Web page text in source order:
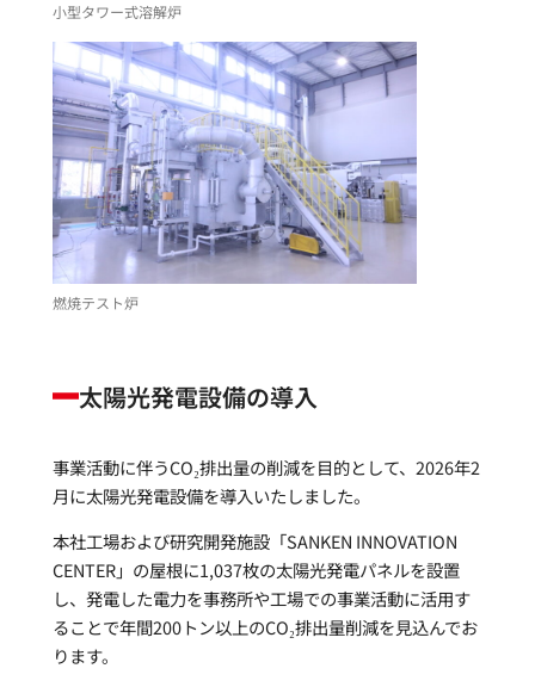
小型タワー式溶解炉
燃焼テスト炉
太陽光発電設備の導入
事業活動に伴うCO₂排出量の削減を目的として、2026年2
月に太陽光発電設備を導入いたしました。
本社工場および研究開発施設「SANKEN INNOVATION
CENTER」の屋根に1,037枚の太陽光発電パネルを設置
し、発電した電力を事務所や工場での事業活動に活用す
ることで年間200トン以上のCO₂排出量削減を見込んでお
ります。